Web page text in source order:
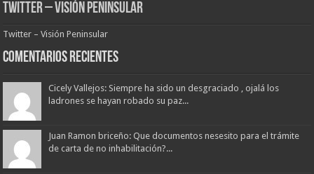
Twitter – Visión Peninsular
Twitter – Visión Peninsular
Comentarios Recientes
Cicely Vallejos: Siempre ha sido un desgraciado , ojalá los
ladrones se hayan robado su paz...
Juan Ramon briceño: Que documentos nesesito para el trámite
de carta de no inhabilitación?...